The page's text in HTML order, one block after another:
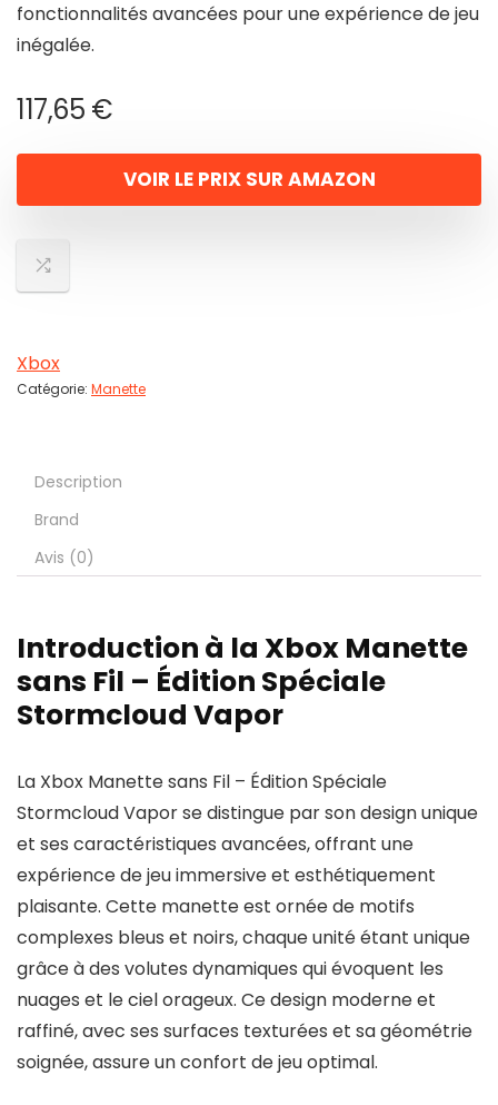
fonctionnalités avancées pour une expérience de jeu
inégalée.
117,65 €
VOIR LE PRIX SUR AMAZON
Xbox
Catégorie: Manette
Description
Brand
Avis (0)
Introduction à la Xbox Manette
sans Fil – Édition Spéciale
Stormcloud Vapor
La Xbox Manette sans Fil – Édition Spéciale
Stormcloud Vapor se distingue par son design unique
et ses caractéristiques avancées, offrant une
expérience de jeu immersive et esthétiquement
plaisante. Cette manette est ornée de motifs
complexes bleus et noirs, chaque unité étant unique
grâce à des volutes dynamiques qui évoquent les
nuages et le ciel orageux. Ce design moderne et
raffiné, avec ses surfaces texturées et sa géométrie
soignée, assure un confort de jeu optimal.